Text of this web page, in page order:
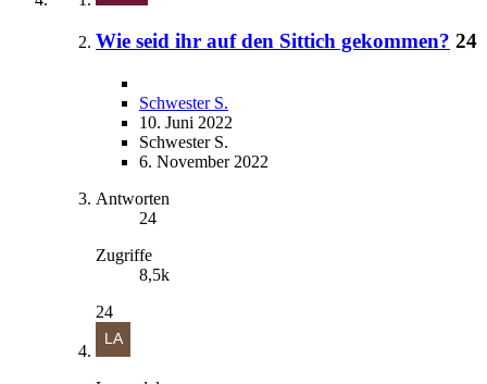
Wie seid ihr auf den Sittich gekommen? 24
Schwester S.
10. Juni 2022
Schwester S.
6. November 2022
Antworten
24
Zugriffe
8,5k
24